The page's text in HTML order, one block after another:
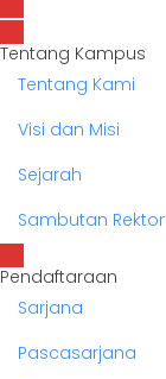
Tentang Kampus
Tentang Kami
Visi dan Misi
Sejarah
Sambutan Rektor
Pendaftaraan
Sarjana
Pascasarjana